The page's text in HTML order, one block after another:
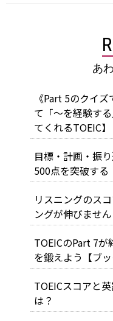
あ
《Part 5のクイ
て「～を経験す
てくれるTOEIC】
目標・計画・振
500点を突破する
リスニングのス
ングが伸びません
TOEICのPart 7
を鍛えよう【ブッ
TOEICスコアと
は？